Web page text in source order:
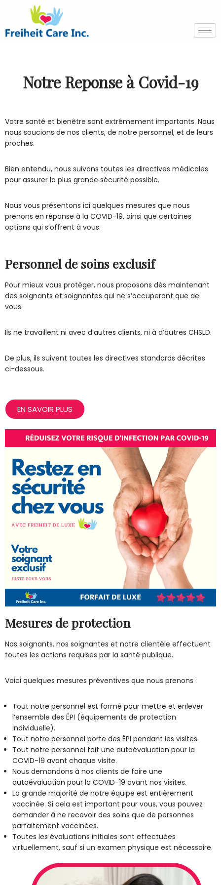
Skip
to
Notre Reponse à Covid-19
Votre santé et bienêtre sont extrêmement importants. Nous
nous soucions de nos clients, de notre personnel, et de leurs
proches.
Bien entendu, nous suivons toutes les directives médicales
pour assurer la plus grande sécurité possible.
Nous vous présentons ici quelques mesures que nous
prenons en réponse à la COVID-19, ainsi que certaines
options qui s’offrent à vous.
Personnel de soins exclusif
Pour mieux vous protéger, nous proposons dès maintenant
des soignants et soignantes qui ne s’occuperont que de
vous.
Ils ne travaillent ni avec d’autres clients, ni à d’autres CHSLD.
De plus, ils suivent toutes les directives standards décrites
ci-dessous.
EN SAVOIR PLUS
Mesures de protection
Nos soignants, nos soignantes et notre clientèle effectuent
toutes les actions requises par la santé publique.
Voici quelques mesures préventives que nous prenons :
Tout notre personnel est formé pour mettre et enlever
l’ensemble des ÉPI (équipements de protection
individuelle).
Tout notre personnel porte des ÉPI pendant les visites.
Tout notre personnel fait une autoévaluation pour la
COVID-19 avant chaque visite.
Nous demandons à nos clients de faire une
autoévaluation pour la COVID-19 avant nos visites.
La grande majorité de notre équipe est entièrement
vaccinée. Si cela est important pour vous, vous pouvez
demander à ne recevoir des soins que de personnes
parfaitement vaccinées.
Toutes les évaluations initiales sont effectuées
virtuellement, sauf si un examen physique est nécessaire.